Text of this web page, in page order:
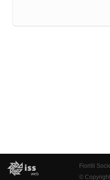
Fiorilli
©